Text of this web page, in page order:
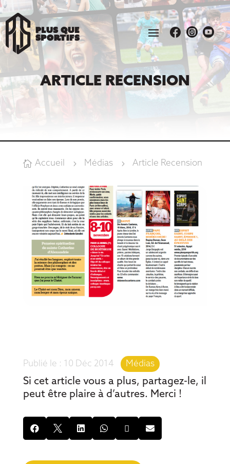
  
ARTICLE RECENSION
 Accueil 5 Médias 5 Article Recension
10 Déc 2014 Médias
Si cet article vous a plus, partagez-le, il
peut être plaire à d’autres. Merci !
     